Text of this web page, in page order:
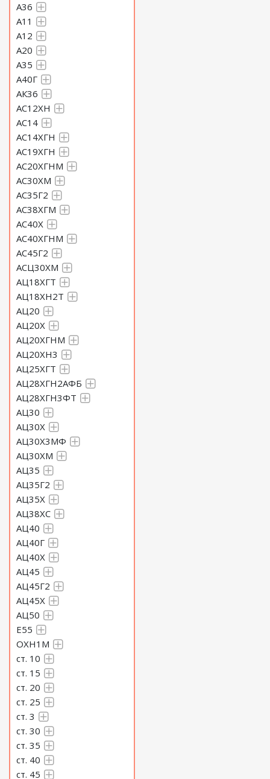
A36
А11
А12
А20
А35
А40Г
АК36
АС12ХН
АС14
АС14ХГН
АС19ХГН
АС20ХГНМ
АС30ХМ
АС35Г2
АС38ХГМ
АС40Х
АС40ХГНМ
АС45Г2
АСЦ30ХМ
АЦ18ХГТ
АЦ18ХН2Т
АЦ20
АЦ20Х
АЦ20ХГНМ
АЦ20ХН3
АЦ25ХГТ
АЦ28ХГН2АФБ
АЦ28ХГН3ФТ
АЦ30
АЦ30Х
АЦ30Х3МФ
АЦ30ХМ
АЦ35
АЦ35Г2
АЦ35Х
АЦ38ХС
АЦ40
АЦ40Г
АЦ40Х
АЦ45
АЦ45Г2
АЦ45Х
АЦ50
Е55
ОХН1М
ст. 10
ст. 15
ст. 20
ст. 25
ст. 3
ст. 30
ст. 35
ст. 40
ст. 45